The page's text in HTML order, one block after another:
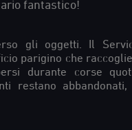
fantastico!
gli oggetti. Il
parigino che
durante corse
restano
dai loro proprietari,